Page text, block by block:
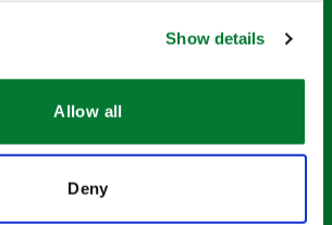
Show details
Allow all
Deny